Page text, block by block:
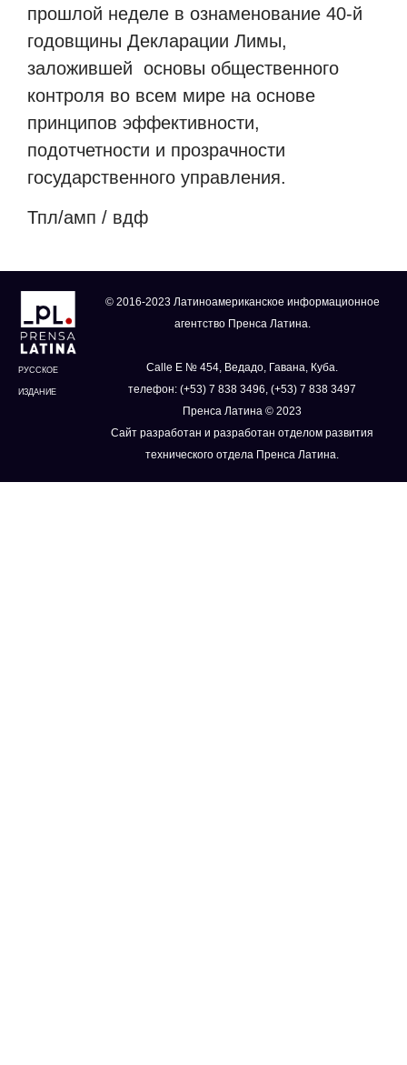
прошлой неделе в ознаменование 40-й
годовщины Декларации Лимы,
заложившей основы общественного
контроля во всем мире на основе
принципов эффективности,
подотчетности и прозрачности
государственного управления.
Тпл/амп / вдф
РУССКОЕ
ИЗДАНИЕ
© 2016-2023 Латиноамериканское информационное
агентство Пренса Латина.
Calle E № 454, Ведадо, Гавана, Куба.
телефон: (+53) 7 838 3496, (+53) 7 838 3497
Пренса Латина © 2023
Сайт разработан и разработан отделом развития
технического отдела Пренса Латина.